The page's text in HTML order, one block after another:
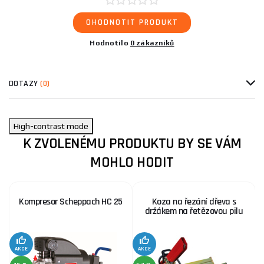
OHODNOTIT PRODUKT
Hodnotilo 0 zákazníků
DOTAZY(0)
High-contrast mode
K ZVOLENÉMU PRODUKTU BY SE VÁM
MOHLO HODIT
Kompresor Scheppach HC 25
AKCE
Koza na řezání dřeva s
držákem na řetězovou pilu
AKCE